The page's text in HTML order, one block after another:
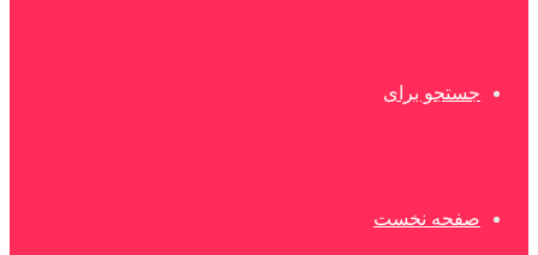
جستجو برای
صفحه نخست